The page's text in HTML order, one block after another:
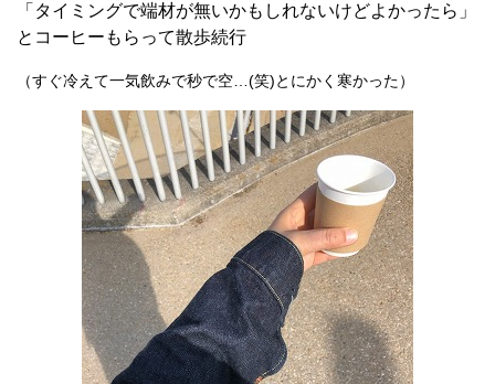
「タイミングで端材が無いかもしれないけどよかったら」
とコーヒーもらって散歩続行
（すぐ冷えて一気飲みで秒で空…(笑)とにかく寒かった）